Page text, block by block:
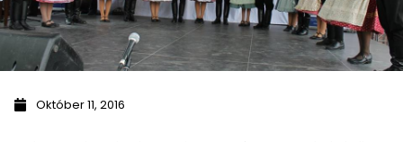
Október 11, 2016